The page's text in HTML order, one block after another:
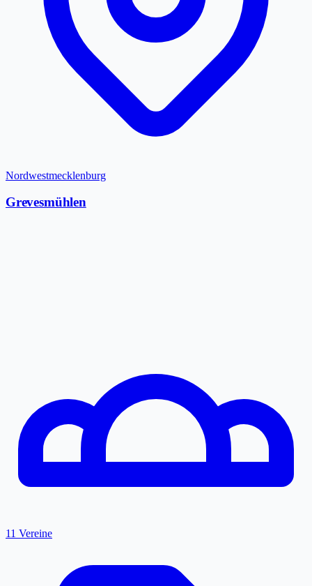
Nordwestmecklenburg
Grevesmühlen
11 Vereine